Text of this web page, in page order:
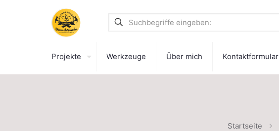
Projekte Werkzeuge Über mich Kontaktformular
Startseite